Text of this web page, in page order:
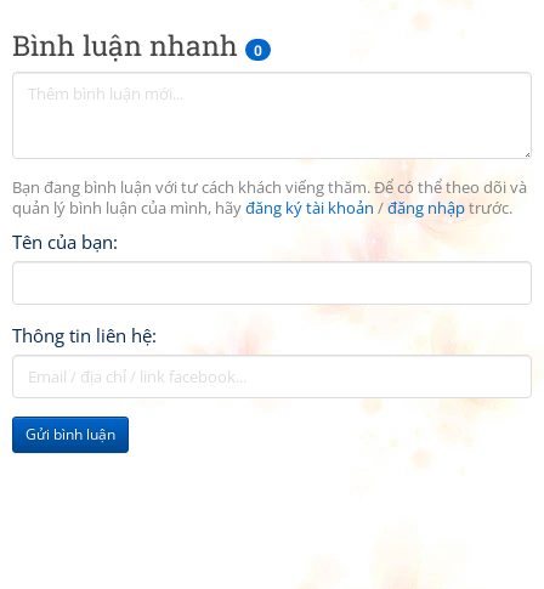
Bình luận nhanh 0
Bạn đang bình luận với tư cách khách viếng thăm. Để có thể theo dõi và
quản lý bình luận của mình, hãyđăng ký tài khoản /đăng nhậptrước.
Tên của bạn:
Thông tin liên hệ:
Gửi bình luận